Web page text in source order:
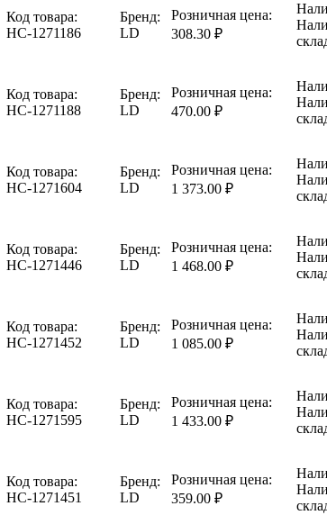
Код товара:
НС-1271186
Бренд:
LD
Розничная цена:
308.30 ₽
Код товара:
НС-1271188
Бренд:
LD
Розничная цена:
470.00 ₽
Код товара:
НС-1271604
Бренд:
LD
Розничная цена:
1 373.00 ₽
Код товара:
НС-1271446
Бренд:
LD
Розничная цена:
1 468.00 ₽
Код товара:
НС-1271452
Бренд:
LD
Розничная цена:
1 085.00 ₽
Код товара:
НС-1271595
Бренд:
LD
Розничная цена:
1 433.00 ₽
Код товара:
НС-1271451
Бренд:
LD
Розничная цена:
359.00 ₽